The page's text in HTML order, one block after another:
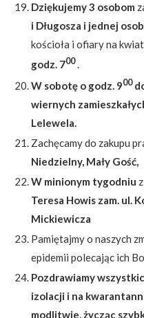
Dziękujemy 3 osobom
i Długosza i jednej
kościoła i ofiary na
godz. 700.
W sobotę o godz. 900
wiernych
Lelewela.
Zachęcamy do zakupu
Niedzielny, Mały Gość,
W minionym tygodniu
Teresa Howis zam. ul.
Mickiewicza
Pamiętajmy o naszych
epidemii polecając ich
Pozdrawiamy
izolacji i na
modlitwie, życząc